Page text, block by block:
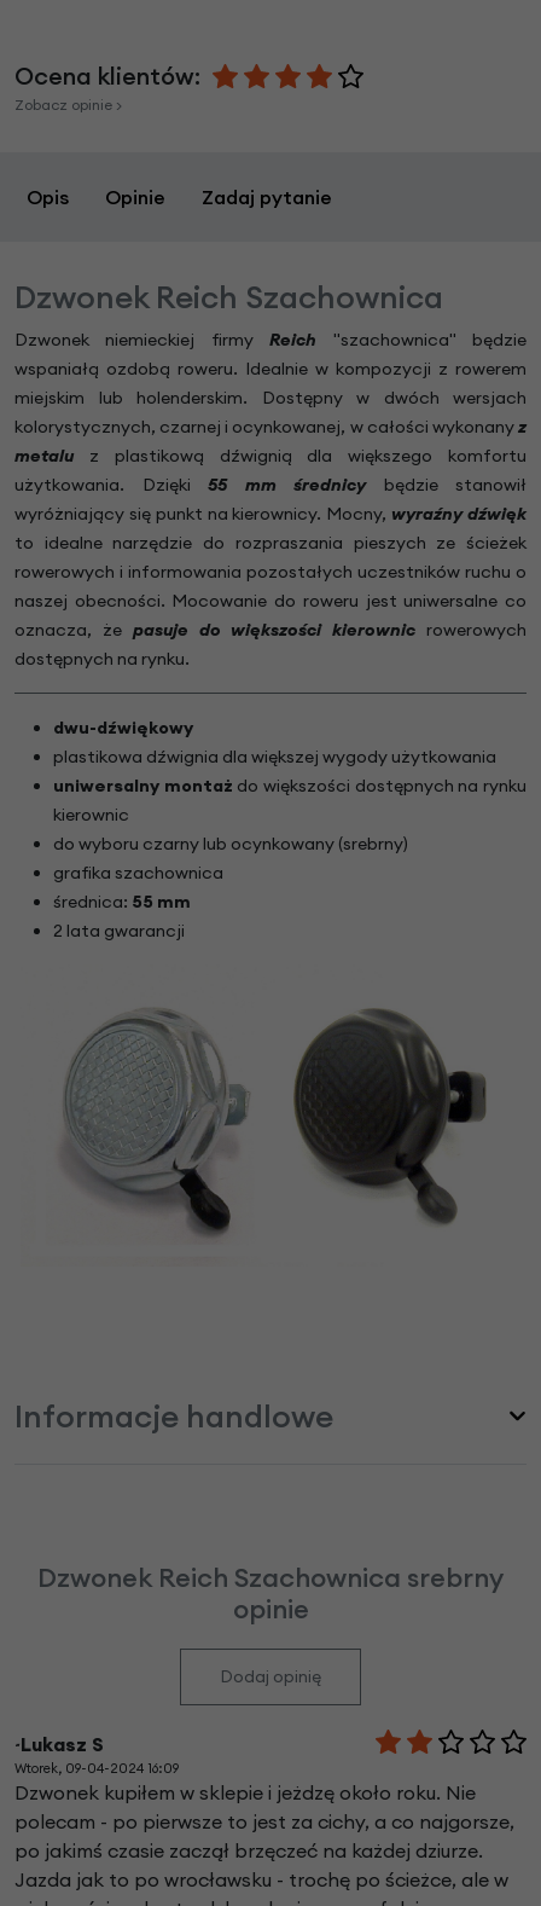
Ocena klientów:
Zobacz opinie >
Opis Opinie Zadaj pytanie
Dzwonek Reich Szachownica
Dzwonek niemieckiej firmyReich "szachownica" będzie
wspaniałą ozdobą roweru. Idealnie w kompozycji z rowerem
miejskim lub holenderskim. Dostępny w dwóch wersjach
kolorystycznych, czarnej i ocynkowanej, w całości wykonanyz
metalu z plastikową dźwignią dla większego komfortu
użytkowania. Dzięki 55 mm średnicybędzie stanowił
wyróżniający się punkt na kierownicy. Mocny, wyraźny dźwięk
to idealne narzędzie do rozpraszania pieszych ze ścieżek
rowerowych i informowania pozostałych uczestników ruchu o
naszej obecności. Mocowanie do roweru jest uniwersalne co
oznacza, że pasuje do większości kierownic rowerowych
dostępnych na rynku.
dwu-dźwiękowy
plastikowa dźwignia dla większej wygody użytkowania
uniwersalny montaż do większości dostępnych na rynku
kierownic
do wyboru czarny lub ocynkowany (srebrny)
grafika szachownica
średnica: 55 mm
2 lata gwarancji
Informacje handlowe
Dzwonek Reich Szachownica srebrny
opinie
Dodaj opinię
~Lukasz S
Wtorek, 09-04-2024 16:09
Dzwonek kupiłem w sklepie i jeżdzę około roku. Nie
polecam - po pierwsze to jest za cichy, a co najgorsze,
po jakimś czasie zaczął brzęczeć na każdej dziurze.
Jazda jak to po wrocławsku - trochę po ścieżce, ale w